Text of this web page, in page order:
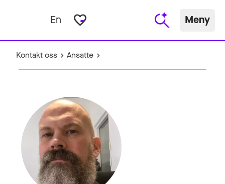
En favorite_border Meny
Kontakt oss Ansatte